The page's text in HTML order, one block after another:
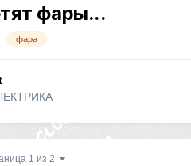
фары...
фара
1 из 2